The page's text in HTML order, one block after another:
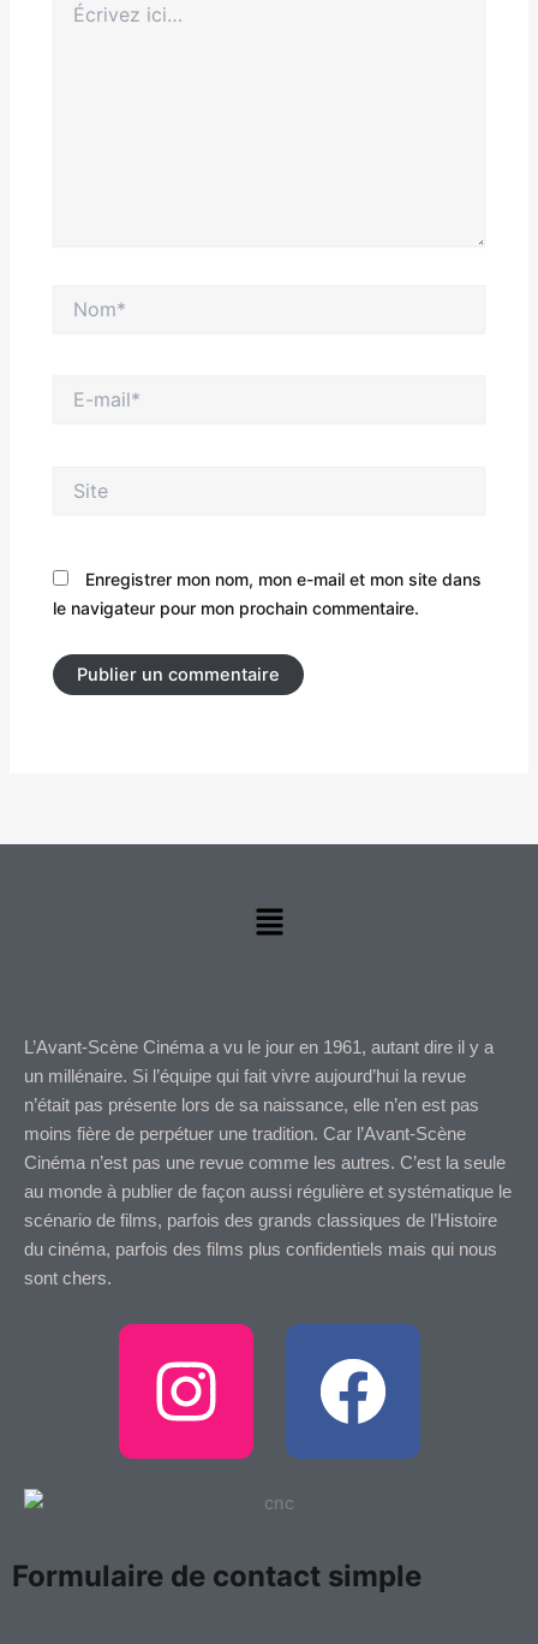
ici…
mail*
Enregistrer mon nom, mon e-mail et mon site dans
le navigateur pour mon prochain commentaire.
Menu
L’Avant-Scène Cinéma a vu le jour en 1961, autant dire il y a
un millénaire. Si l’équipe qui fait vivre aujourd’hui la revue
n’était pas présente lors de sa naissance, elle n’en est pas
moins fière de perpétuer une tradition. Car l’Avant-Scène
Cinéma n’est pas une revue comme les autres. C’est la seule
au monde à publier de façon aussi régulière et systématique le
scénario de films, parfois des grands classiques de l’Histoire
du cinéma, parfois des films plus confidentiels mais qui nous
sont chers.
I
n
t
F
a
e
Formulaire de contact simple